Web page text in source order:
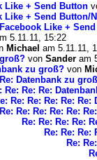
Like + Send Button
Like + Send Button/
Like +
5.11.11, 15:22
Michael am 5.11.11,
von Sander am
zu groß? von
Datenbank zu
Re: Re: Re:
Re: Re: Re: Re:
Re: Re: Re: Re: Re:
Re: Re: Re: Re:
Re: Re: Re:
Re: